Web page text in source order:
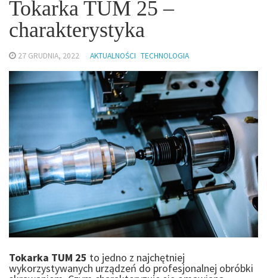
Tokarka TUM 25 –
charakterystyka
27 GRUDNIA, 2022 AKTUALNOŚCI TECHNOLOGIA
Tokarka TUM 25 to jedno z najchętniej
wykorzystywanych urządzeń do profesjonalnej obróbki